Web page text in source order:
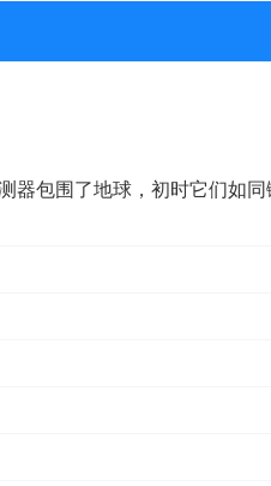
器包围了地球，初时它们如同